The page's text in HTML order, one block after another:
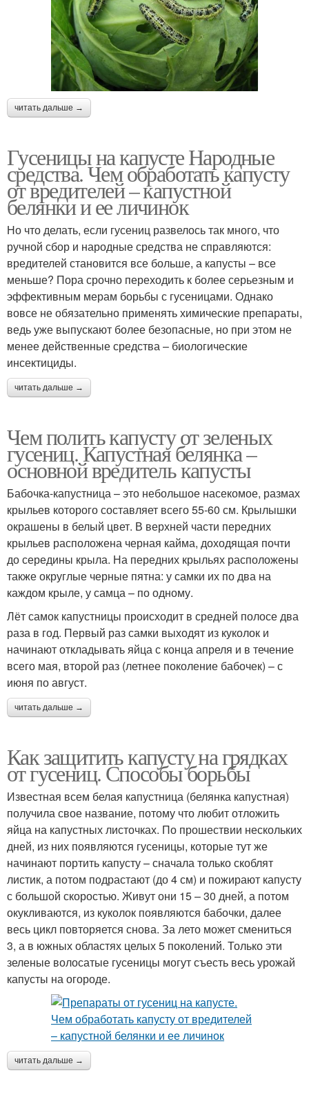
читать дальше →
Гусеницы на капусте Народные
средства. Чем обработать капусту
от вредителей – капустной
белянки и ее личинок
Но что делать, если гусениц развелось так много, что
ручной сбор и народные средства не справляются:
вредителей становится все больше, а капусты – все
меньше? Пора срочно переходить к более серьезным и
эффективным мерам борьбы с гусеницами. Однако
вовсе не обязательно применять химические препараты,
ведь уже выпускают более безопасные, но при этом не
менее действенные средства – биологические
инсектициды.
читать дальше →
Чем полить капусту от зеленых
гусениц. Капустная белянка –
основной вредитель капусты
Бабочка-капустница – это небольшое насекомое, размах
крыльев которого составляет всего 55-60 см. Крылышки
окрашены в белый цвет. В верхней части передних
крыльев расположена черная кайма, доходящая почти
до середины крыла. На передних крыльях расположены
также округлые черные пятна: у самки их по два на
каждом крыле, у самца – по одному.
Лёт самок капустницы происходит в средней полосе два
раза в год. Первый раз самки выходят из куколок и
начинают откладывать яйца с конца апреля и в течение
всего мая, второй раз (летнее поколение бабочек) – с
июня по август.
читать дальше →
Как защитить капусту на грядках
от гусениц. Способы борьбы
Известная всем белая капустница (белянка капустная)
получила свое название, потому что любит отложить
яйца на капустных листочках. По прошествии нескольких
дней, из них появляются гусеницы, которые тут же
начинают портить капусту – сначала только скоблят
листик, а потом подрастают (до 4 см) и пожирают капусту
с большой скоростью. Живут они 15 – 30 дней, а потом
окукливаются, из куколок появляются бабочки, далее
весь цикл повторяется снова. За лето может смениться
3, а в южных областях целых 5 поколений. Только эти
зеленые волосатые гусеницы могут съесть весь урожай
капусты на огороде.
читать дальше →